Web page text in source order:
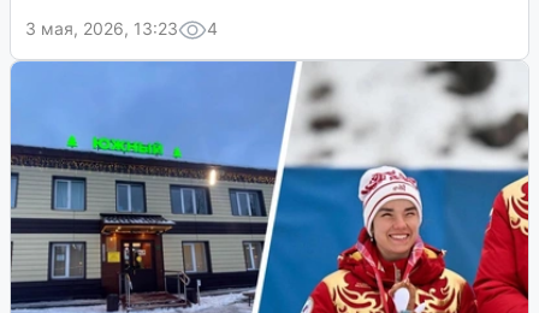
3 мая, 2026, 13:23
4